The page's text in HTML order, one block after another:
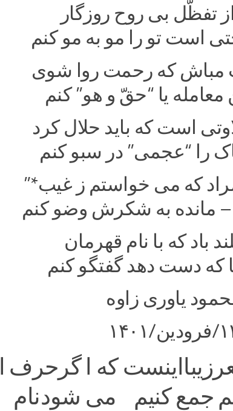
تفظّل بی روح روزگار
است تو را مو به مو کنم
که رحمت روا شوی
معامله یا “حقّ و هو” کنم
است که باید حلال کرد
را “عجمی” در سبو کنم
که می خواستم ز غیب*”
– مانده به شکرش وضو کنم
باد که با نام قهرمان
که دست دهد گفتگو کنم
یاوری زاوه
۱۴۰۱
که ا گرحرف ا
جمع کنیم می شودنام